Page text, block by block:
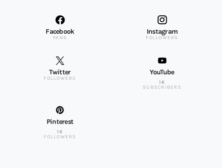
Facebook
FANS
Instagram
FOLLOWERS
Twitter
FOLLOWERS
YouTube
1K
SUBSCRIBERS
Pinterest
1K
FOLLOWERS